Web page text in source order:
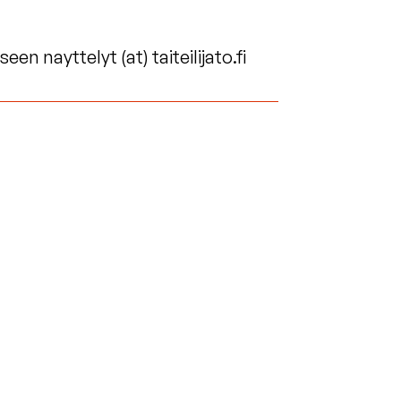
nayttelyt (at) taiteilijato.fi